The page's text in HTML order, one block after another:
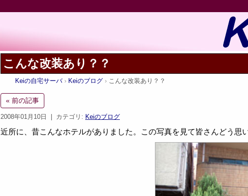
こんな改装あり？？
Keiの自宅サーバ Keiのブログ こんな改装あり？？
« 前の記事
2008年01月10日 | カテゴリ: Keiのブログ
近所に、昔こんなホテルがありました。この写真を見て皆さんどう思